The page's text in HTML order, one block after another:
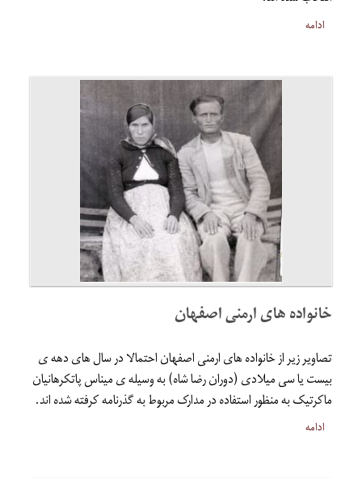
ادامه
خانواده های ارمنی اصفهان
تصاویر زیر از خانواده های ارمنی اصفهان احتمالا در سال های دهه ی
بیست یا سی میلادی (دوران رضا شاه) به وسیله ی میناس پاتکرهانیان
ماکرتیک به منظور استفاده در مدارک مربوط به گذرنامه کرفته شده اند.
ادامه